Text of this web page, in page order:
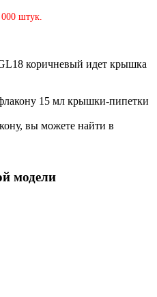
штук.
коричневый идет крышка
15 мл крышки-пипетки
вы можете найти в
модели